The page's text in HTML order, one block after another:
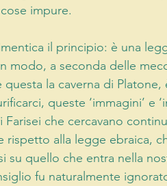
impure.
il principio: è una
modo, a seconda delle
la caverna di
queste ‘immagini’ e
che cercavano
rispetto alla legge ebraica,
su quello che entra nella
fu naturalmente